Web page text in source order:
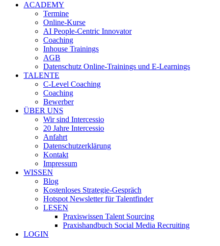
ACADEMY
Termine
Online-Kurse
AI People-Centric Innovator
Coaching
Inhouse Trainings
AGB
Datenschutz Online-Trainings und E-Learnings
TALENTE
C-Level Coaching
Coaching
Bewerber
ÜBER UNS
Wir sind Intercessio
20 Jahre Intercessio
Anfahrt
Datenschutzerklärung
Kontakt
Impressum
WISSEN
Blog
Kostenloses Strategie-Gespräch
Hotspot Newsletter für Talentfinder
LESEN
Praxiswissen Talent Sourcing
Praxishandbuch Social Media Recruiting
LOGIN